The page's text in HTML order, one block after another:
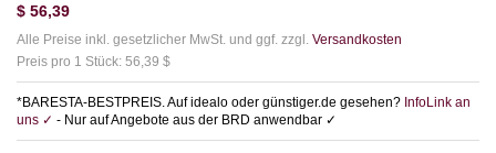
$ 56,39
Alle Preise inkl. gesetzlicher MwSt. und ggf. zzgl. Versandkosten
Preis pro 1 Stück: 56,39 $
*BARESTA-BESTPREIS. Auf idealo oder günstiger.de gesehen? InfoLink an
uns ✓ - Nur auf Angebote aus der BRD anwendbar ✓